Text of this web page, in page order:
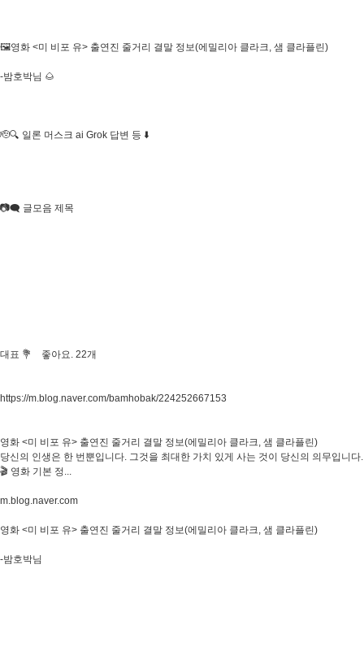
🖼영화 <미 비포 유> 출연진 줄거리 결말 정보(에밀리아 클라크, 샘 클라플린)
-밤호박님 🌰
🫡🔍 일론 머스크 ai Grok 답변 등 ⬇️
​📷🗨 글모음 제목
대표 💐 좋아요. 22개
https://m.blog.naver.com/bamhobak/224252667153
영화 <미 비포 유> 출연진 줄거리 결말 정보(에밀리아 클라크, 샘 클라플린)
당신의 인생은 한 번뿐입니다. 그것을 최대한 가치 있게 사는 것이 당신의 의무입니다.
🎬 영화 기본 정...
m.blog.naver.com
영화 <미 비포 유> 출연진 줄거리 결말 정보(에밀리아 클라크, 샘 클라플린)
-밤호박님